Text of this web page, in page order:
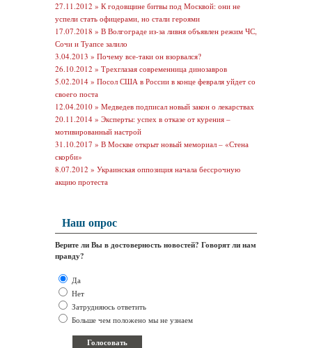
27.11.2012 » К годовщине битвы под Москвой: они не
успели стать офицерами, но стали героями
17.07.2018 » В Волгограде из-за ливня объявлен режим ЧС,
Сочи и Туапсе залило
3.04.2013 » Почему все-таки он взорвался?
26.10.2012 » Трехглазая современница динозавров
5.02.2014 » Посол США в России в конце февраля уйдет со
своего поста
12.04.2010 » Медведев подписал новый закон о лекарствах
20.11.2014 » Эксперты: успех в отказе от курения –
мотивированный настрой
31.10.2017 » В Москве открыт новый мемориал – «Стена
скорби»
8.07.2012 » Украинская оппозиция начала бессрочную
акцию протеста
Наш опрос
Верите ли Вы в достоверность новостей? Говорят ли нам
правду?
Да
Нет
Затрудняюсь ответить
Больше чем положено мы не узнаем